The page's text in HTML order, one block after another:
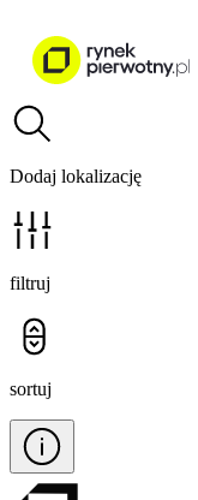
Dodaj lokalizację
filtruj
sortuj